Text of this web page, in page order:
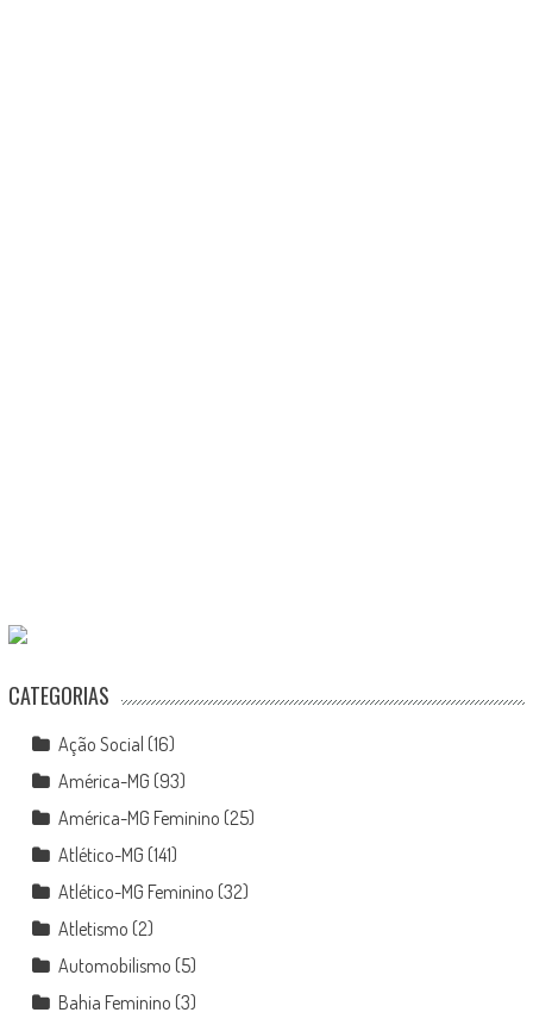
CATEGORIAS
Ação Social (16)
América-MG (93)
América-MG Feminino (25)
Atlético-MG (141)
Atlético-MG Feminino (32)
Atletismo (2)
Automobilismo (5)
Bahia Feminino (3)